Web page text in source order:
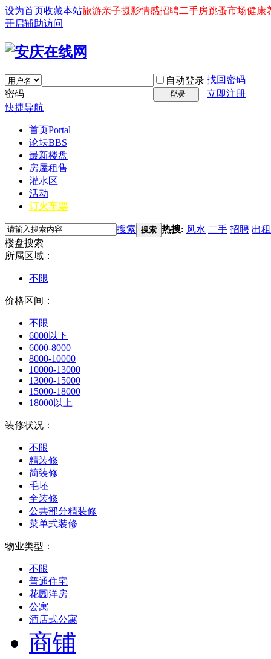
设为首页收藏本站旅游亲子摄影情感招聘二手房跳蚤市场健康
开启辅助访问
自动登录 找回密码
密码
登录
立即注册
快捷导航
首页Portal
论坛BBS
最新楼盘
房屋租售
灌水区
活动
订火车票
搜索 搜索 热搜: 风水 二手 招聘 出租
楼盘搜索
所属区域：
不限
价格区间：
不限
6000以下
6000-8000
8000-10000
10000-13000
13000-15000
15000-18000
18000以上
装修状况：
不限
精装修
简装修
毛坯
全装修
公共部分精装修
菜单式装修
物业类型：
不限
普通住宅
花园洋房
公寓
酒店式公寓
商铺